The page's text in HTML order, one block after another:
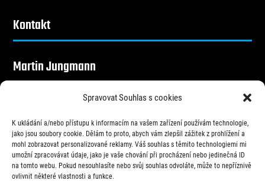
Spravovat Souhlas s cookies
K ukládání a/nebo přístupu k informacím na vašem zařízení používám technologie,
jako jsou soubory cookie. Dělám to proto, abych vám zlepšil zážitek z prohlížení a
mohl zobrazovat personalizované reklamy. Váš souhlas s těmito technologiemi mi
umožní zpracovávat údaje, jako je vaše chování při procházení nebo jedinečná ID
na tomto webu. Pokud nesouhlasíte nebo svůj souhlas odvoláte, může to nepříznivě
ovlivnit některé vlastnosti a funkce.
Kontakt
Martin Jungmann
výživový poradce a osobní trenér
 info@fitsmart.cz
 @fitsmart.cz
@fitsmart.cz